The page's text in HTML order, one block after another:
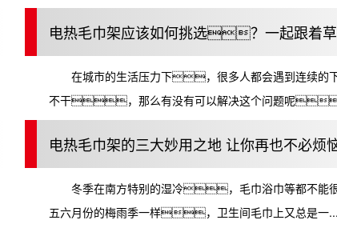
电热毛巾架应该如何挑选？一起跟着
在城市的生活压力下，很多人都会遇到连续的
不干，那么有没有可以解决这个问题呢
电热毛巾架的三大妙用之地 让你再也不必烦
冬季在南方特别的湿冷，毛巾浴巾等都不能
五六月份的梅雨季一样，卫生间毛巾上又总是一...